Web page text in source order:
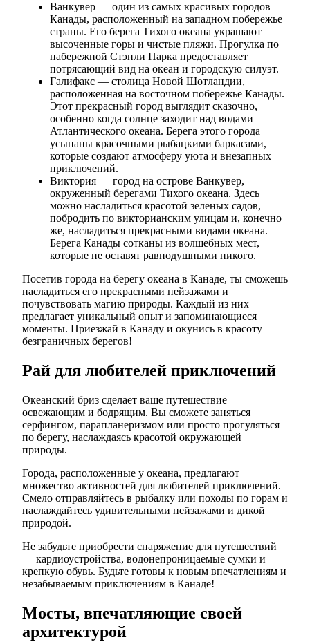
Ванкувер — один из самых красивых городов
Канады, расположенный на западном побережье
страны. Его берега Тихого океана украшают
высоченные горы и чистые пляжи. Прогулка по
набережной Стэнли Парка предоставляет
потрясающий вид на океан и городскую силуэт.
Галифакс — столица Новой Шотландии,
расположенная на восточном побережье Канады.
Этот прекрасный город выглядит сказочно,
особенно когда солнце заходит над водами
Атлантического океана. Берега этого города
усыпаны красочными рыбацкими баркасами,
которые создают атмосферу уюта и внезапных
приключений.
Виктория — город на острове Ванкувер,
окруженный берегами Тихого океана. Здесь
можно насладиться красотой зеленых садов,
побродить по викторианским улицам и, конечно
же, насладиться прекрасными видами океана.
Берега Канады сотканы из волшебных мест,
которые не оставят равнодушными никого.
Посетив города на берегу океана в Канаде, ты сможешь
насладиться его прекрасными пейзажами и
почувствовать магию природы. Каждый из них
предлагает уникальный опыт и запоминающиеся
моменты. Приезжай в Канаду и окунись в красоту
безграничных берегов!
Рай для любителей приключений
Океанский бриз сделает ваше путешествие
освежающим и бодрящим. Вы сможете заняться
серфингом, парапланеризмом или просто прогуляться
по берегу, наслаждаясь красотой окружающей
природы.
Города, расположенные у океана, предлагают
множество активностей для любителей приключений.
Смело отправляйтесь в рыбалку или походы по горам и
наслаждайтесь удивительными пейзажами и дикой
природой.
Не забудьте приобрести снаряжение для путешествий
— кардиоустройства, водонепроницаемые сумки и
крепкую обувь. Будьте готовы к новым впечатлениям и
незабываемым приключениям в Канаде!
Мосты, впечатляющие своей
архитектурой